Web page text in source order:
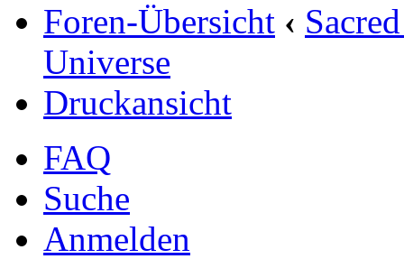
Foren-Übersicht ‹
Universe
Druckansicht
FAQ
Suche
Anmelden